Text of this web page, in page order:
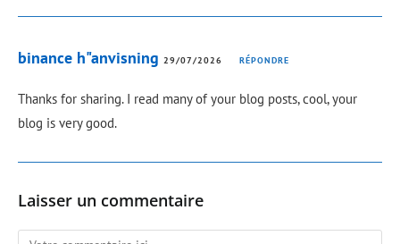
binance h"anvisning 29/07/2026 RÉPONDRE
Thanks for sharing. I read many of your blog posts, cool, your
blog is very good.
Laisser un commentaire